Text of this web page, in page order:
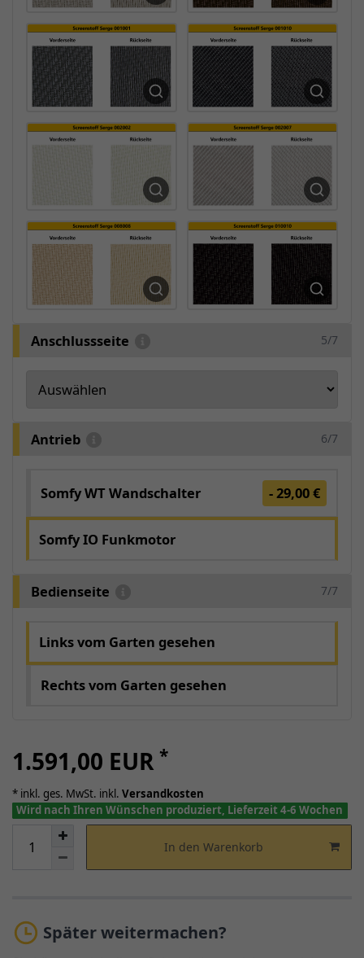
Anschlussseite 5/7
Antrieb 6/7
Somfy WT Wandschalter - 29,00 €
Somfy IO Funkmotor
Bedienseite 7/7
Links vom Garten gesehen
Rechts vom Garten gesehen
1.591,00 EUR *
* inkl. ges. MwSt. inkl. Versandkosten
Wird nach Ihren Wünschen produziert, Lieferzeit 4-6 Wochen
In den Warenkorb
Später weitermachen?